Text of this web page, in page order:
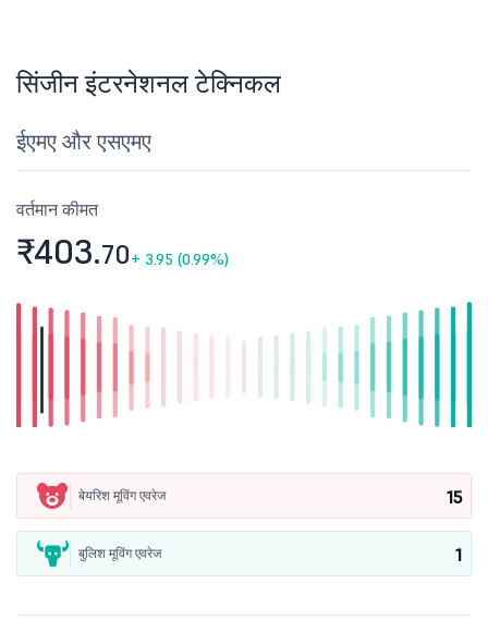
सिंजीन इंटरनेशनल टेक्निकल
ईएमए और एसएमए
वर्तमान कीमत
₹403.70+ 3.95 (0.99%)
बेयरिश मूविंग एवरेज 15
बुलिश मूविंग एवरेज 1